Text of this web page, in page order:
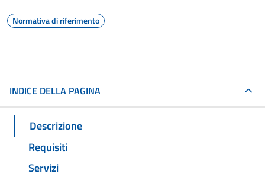
Normativa di riferimento
INDICE DELLA PAGINA
Descrizione
Requisiti
Servizi